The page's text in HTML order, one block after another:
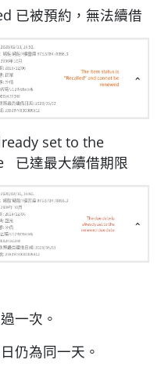
已被預約，無法續借
set to the
已達最大續借期限
一次。
仍為同一天。